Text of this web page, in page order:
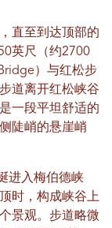
直至到达顶部的
英尺（约2700
）与红松步
道离开红松峡谷
一段平坦舒适的
陡峭的悬崖峭
进入梅伯德峡
时，构成峡谷上
景观。步道略微